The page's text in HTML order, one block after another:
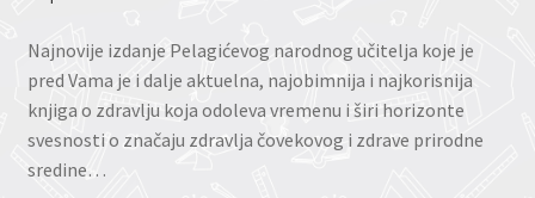
Najnovije izdanje Pelagićevog narodnog učitelja koje je
pred Vama je i dalje aktuelna, najobimnija i najkorisnija
knjiga o zdravlju koja odoleva vremenu i širi horizonte
svesnosti o značaju zdravlja čovekovog i zdrave prirodne
sredine…